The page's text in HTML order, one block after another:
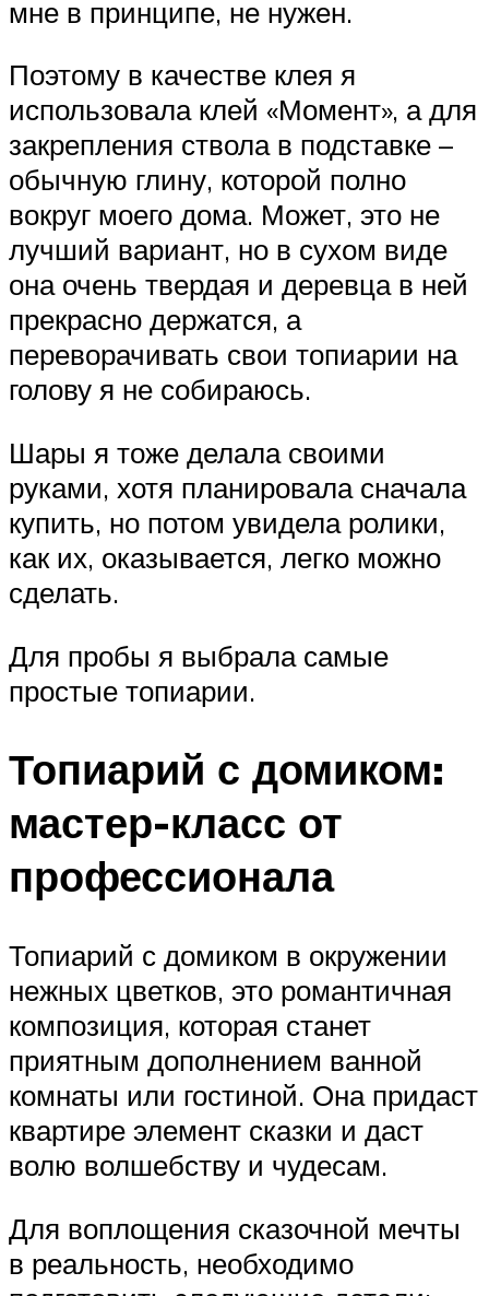
мне в принципе, не нужен.
Поэтому в качестве клея я
использовала клей «Момент», а для
закрепления ствола в подставке –
обычную глину, которой полно
вокруг моего дома. Может, это не
лучший вариант, но в сухом виде
она очень твердая и деревца в ней
прекрасно держатся, а
переворачивать свои топиарии на
голову я не собираюсь.
Шары я тоже делала своими
руками, хотя планировала сначала
купить, но потом увидела ролики,
как их, оказывается, легко можно
сделать.
Для пробы я выбрала самые
простые топиарии.
Топиарий с домиком:
мастер-класс от
профессионала
Топиарий с домиком в окружении
нежных цветков, это романтичная
композиция, которая станет
приятным дополнением ванной
комнаты или гостиной. Она придаст
квартире элемент сказки и даст
волю волшебству и чудесам.
Для воплощения сказочной мечты
в реальность, необходимо